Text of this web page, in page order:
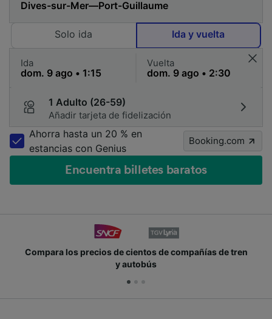
Solo ida Ida y vuelta
Ida Vuelta
1 Adulto (26-59)
Añadir tarjeta de fidelización
Ahorra hasta un 20 % en
estancias con Genius
Booking.com
Encuentra billetes baratos
Compara los precios de cientos de compañías de tren
y autobús